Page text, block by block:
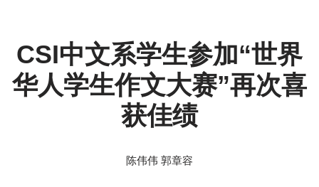
CSI中文系学生参加“世界
华人学生作文大赛”再次喜
获佳绩
陈伟伟 郭章容